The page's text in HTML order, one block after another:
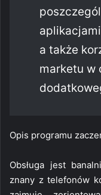
a także
marketu w
Opis programu
Obsługa jest
znany z telefonów